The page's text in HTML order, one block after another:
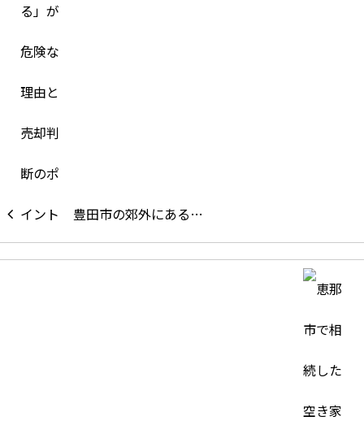
豊田市の郊外にある…